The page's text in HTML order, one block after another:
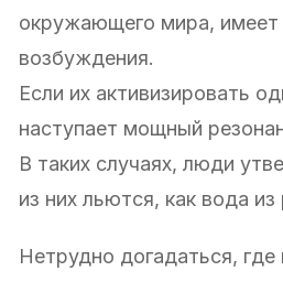
окружающего мира, имеет
возбуждения.
Если их активизировать
наступает мощный
В таких случаях, люди
из них льются, как вода из
Нетрудно догадаться,